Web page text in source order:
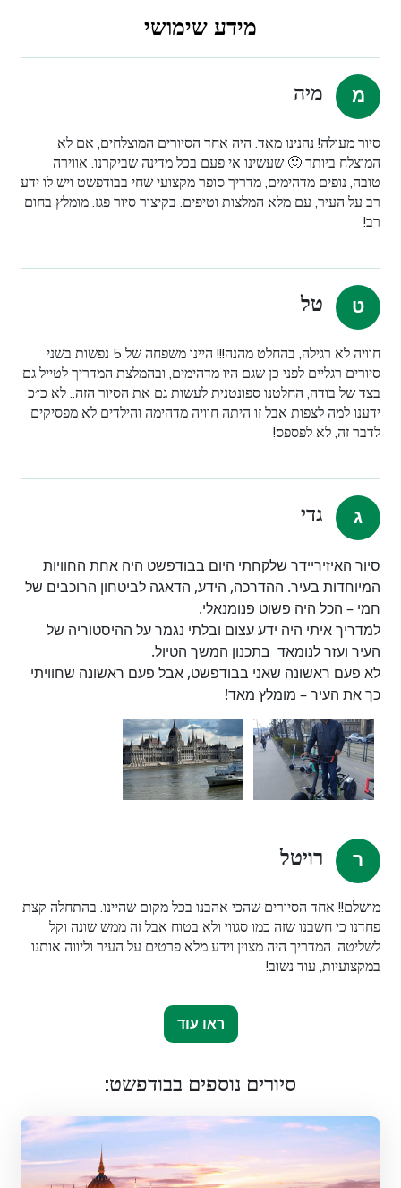
מידע שימושי
מיה
סיור מעולה! נהנינו מאד. היה אחד הסיורים המוצלחים, אם לא
המוצלח ביותר 🙂 שעשינו אי פעם בכל מדינה שביקרנו. אווירה
טובה, נופים מדהימים, מדריך סופר מקצועי שחי בבודפשט ויש לו ידע
רב על העיר, עם מלא המלצות וטיפים. בקיצור סיור פגז. מומלץ בחום
רב!
טל
חוויה לא רגילה, בהחלט מהנה!!! היינו משפחה של 5 נפשות בשני
סיורים רגליים לפני כן שגם היו מדהימים, ובהמלצת המדריך לטייל גם
בצד של בודה, החלטנו ספונטנית לעשות גם את הסיור הזה.. לא כ״כ
ידענו למה לצפות אבל זו היתה חוויה מדהימה והילדים לא מפסיקים
לדבר זה, לא לפספס!
גדי
סיור האיזיריידר שלקחתי היום בבודפשט היה אחת החוויות
המיוחדות בעיר. ההדרכה, הידע, הדאגה לביטחון הרוכבים של
חמי – הכל היה פשוט פנומנאלי.
למדריך איתי היה ידע עצום ובלתי נגמר על ההיסטוריה של
העיר ועזר לנומאד בתכנון המשך הטיול.
לא פעם ראשונה שאני בבודפשט, אבל פעם ראשונה שחוויתי
כך את העיר – מומלץ מאד!
רויטל
מושלם!! אחד הסיורים שהכי אהבנו בכל מקום שהיינו. בהתחלה קצת
פחדנו כי חשבנו שזה כמו סגווי ולא בטוח אבל זה ממש שונה וקל
לשליטה. המדריך היה מצוין וידע מלא פרטים על העיר וליווה אותנו
במקצועיות, עוד נשוב!
ראו עוד
סיורים נוספים בבודפשט: